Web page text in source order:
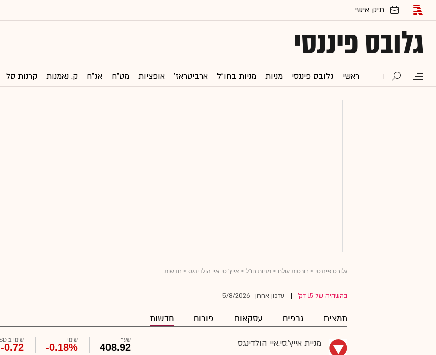
גלובס פיננסי
ראשי גלובס פיננסי מניות מניות בחו"ל ארביטראז' אופציות מט"ח אג"ח ק. נאמנות קרנות סל
גלובס פיננסי > בורסות עולם > מניות חו"ל > אייץ'.סי.איי הולדינגס > חדשות
בהשהיה של 15 דק' עדכון אחרון 5/8/2026
תמצית גרפים עסקאות פורום חדשות
מניית אייץ'.סי.איי הולדינגס שער
408.92
שינוי
-0.18%
שינוי ב USD
-0.72